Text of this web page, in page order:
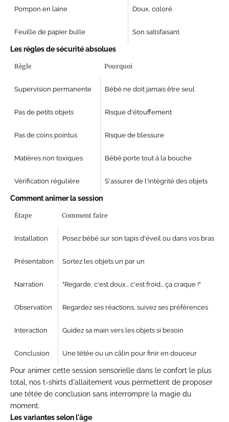
Pompon en laine Doux, coloré
Feuille de papier bulle Son satisfaisant
Les règles de sécurité absolues
Règle Pourquoi
Supervision permanente Bébé ne doit jamais être seul
Pas de petits objets Risque d'étouffement
Pas de coins pointus Risque de blessure
Matières non toxiques Bébé porte tout à la bouche
Vérification régulière S'assurer de l'intégrité des objets
Comment animer la session
Étape Comment faire
Installation Posez bébé sur son tapis d'éveil ou dans vos bras
Présentation Sortez les objets un par un
Narration "Regarde, c'est doux... c'est froid... ça craque !"
Observation Regardez ses réactions, suivez ses préférences
Interaction Guidez sa main vers les objets si besoin
Conclusion Une tétée ou un câlin pour finir en douceur
Pour animer cette session sensorielle dans le confort le plus
total, nos t-shirts d'allaitement vous permettent de proposer
une tétée de conclusion sans interrompre la magie du
moment.
Les variantes selon l'âge